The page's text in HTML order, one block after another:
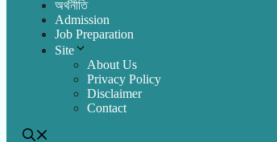
অর্থনীতি
Admission
Job Preparation
Site
About Us
Privacy Policy
Disclaimer
Contact